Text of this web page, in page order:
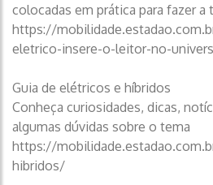
colocadas em prática para fazer a
https://
eletrico-insere-o-leitor-no-
Guia de elétricos e híbridos
Conheça curiosidades, dicas,
algumas dúvidas sobre o tema
https://
hibridos/